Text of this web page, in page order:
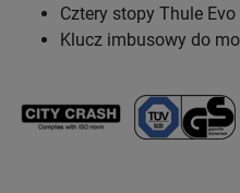
Cztery stopy Thule
Klucz imbusowy do